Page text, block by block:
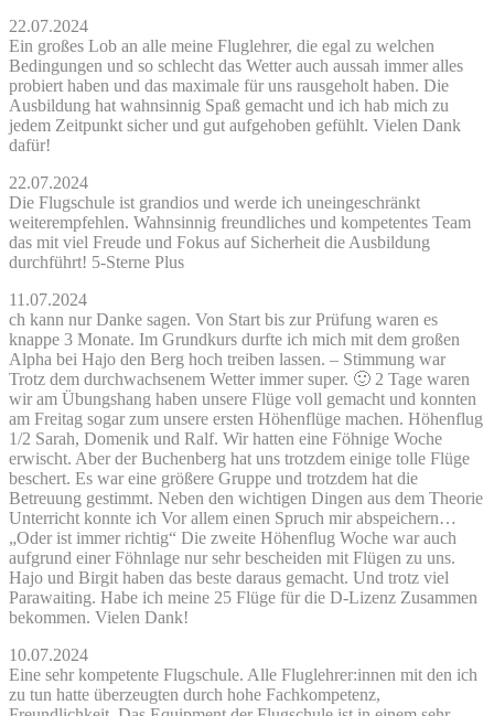
22.07.2024
Ein großes Lob an alle meine Fluglehrer, die egal zu welchen
Bedingungen und so schlecht das Wetter auch aussah immer alles
probiert haben und das maximale für uns rausgeholt haben. Die
Ausbildung hat wahnsinnig Spaß gemacht und ich hab mich zu
jedem Zeitpunkt sicher und gut aufgehoben gefühlt. Vielen Dank
dafür!
22.07.2024
Die Flugschule ist grandios und werde ich uneingeschränkt
weiterempfehlen. Wahnsinnig freundliches und kompetentes Team
das mit viel Freude und Fokus auf Sicherheit die Ausbildung
durchführt! 5-Sterne Plus
11.07.2024
ch kann nur Danke sagen. Von Start bis zur Prüfung waren es
knappe 3 Monate. Im Grundkurs durfte ich mich mit dem großen
Alpha bei Hajo den Berg hoch treiben lassen. – Stimmung war
Trotz dem durchwachsenem Wetter immer super. 🙂 2 Tage waren
wir am Übungshang haben unsere Flüge voll gemacht und konnten
am Freitag sogar zum unsere ersten Höhenflüge machen. Höhenflug
1/2 Sarah, Domenik und Ralf. Wir hatten eine Föhnige Woche
erwischt. Aber der Buchenberg hat uns trotzdem einige tolle Flüge
beschert. Es war eine größere Gruppe und trotzdem hat die
Betreuung gestimmt. Neben den wichtigen Dingen aus dem Theorie
Unterricht konnte ich Vor allem einen Spruch mir abspeichern…
„Oder ist immer richtig“ Die zweite Höhenflug Woche war auch
aufgrund einer Föhnlage nur sehr bescheiden mit Flügen zu uns.
Hajo und Birgit haben das beste daraus gemacht. Und trotz viel
Parawaiting. Habe ich meine 25 Flüge für die D-Lizenz Zusammen
bekommen. Vielen Dank!
10.07.2024
Eine sehr kompetente Flugschule. Alle Fluglehrer:innen mit den ich
zu tun hatte überzeugten durch hohe Fachkompetenz,